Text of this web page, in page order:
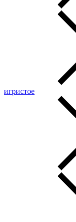
игристое